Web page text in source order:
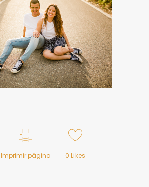
Imprimir página 0 Likes